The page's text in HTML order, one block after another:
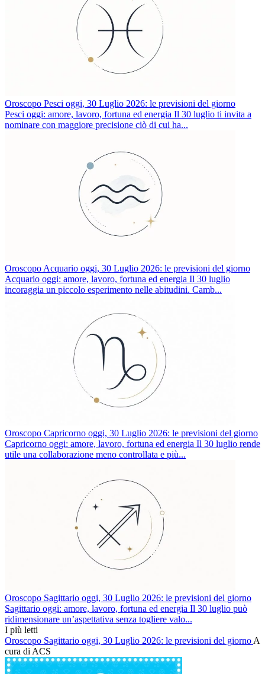
Oroscopo Pesci oggi, 30 Luglio 2026: le previsioni del giorno
Pesci oggi: amore, lavoro, fortuna ed energia Il 30 luglio ti invita a
nominare con maggiore precisione ciò di cui ha...
Oroscopo Acquario oggi, 30 Luglio 2026: le previsioni del giorno
Acquario oggi: amore, lavoro, fortuna ed energia Il 30 luglio
incoraggia un piccolo esperimento nelle abitudini. Camb...
Oroscopo Capricorno oggi, 30 Luglio 2026: le previsioni del giorno
Capricorno oggi: amore, lavoro, fortuna ed energia Il 30 luglio rende
utile una collaborazione meno controllata e più...
Oroscopo Sagittario oggi, 30 Luglio 2026: le previsioni del giorno
Sagittario oggi: amore, lavoro, fortuna ed energia Il 30 luglio può
ridimensionare un’aspettativa senza togliere valo...
I più letti
Oroscopo Sagittario oggi, 30 Luglio 2026: le previsioni del giorno A
cura di ACS